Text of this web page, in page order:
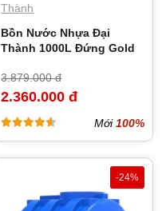
Thành
Bồn Nước Nhựa Đại
Thành 1000L Đứng Gold
3.879.000 đ
2.360.000 đ
Mới100%
-24%